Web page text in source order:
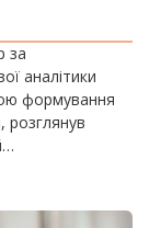
за
аналітики
формування
розглянув